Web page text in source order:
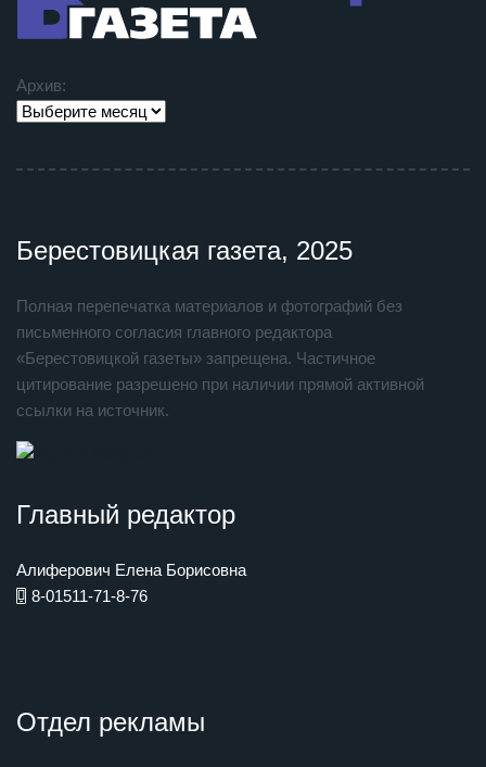
Архив:
Берестовицкая газета, 2025
Полная перепечатка материалов и фотографий без
письменного согласия главного редактора
«Берестовицкой газеты» запрещена. Частичное
цитирование разрешено при наличии прямой активной
ссылки на источник.
Главный редактор
Алиферович Елена Борисовна
8-01511-71-8-76
Отдел рекламы